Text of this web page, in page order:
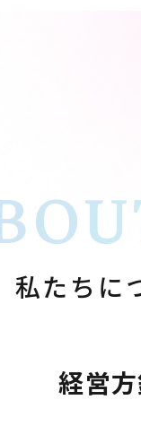
私たちに
経営